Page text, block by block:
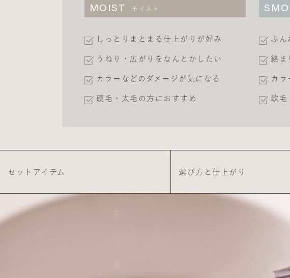
MOIST モイスト
しっとりまとまる仕上がりが好み
うねり・広がりをなんとかしたい
カラーなどのダメージが気になる
硬毛・太毛の方におすすめ
ふん
絡ま
カラ
軟毛
セットアイテム 選び方と仕上がり